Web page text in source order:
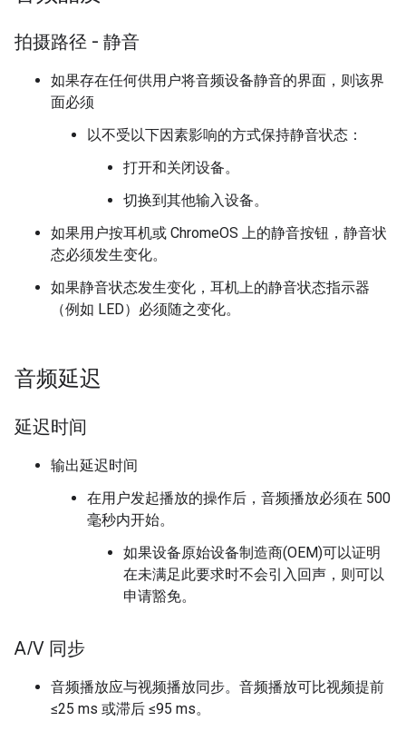
拍摄路径 - 静音
如果存在任何供用户将音频设备静音的界面，则该界
面必须
以不受以下因素影响的方式保持静音状态：
打开和关闭设备。
切换到其他输入设备。
如果用户按耳机或 ChromeOS 上的静音按钮，静音状
态必须发生变化。
如果静音状态发生变化，耳机上的静音状态指示器
（例如 LED）必须随之变化。
音频延迟
延迟时间
输出延迟时间
在用户发起播放的操作后，音频播放必须在 500
毫秒内开始。
如果设备原始设备制造商(OEM)可以证明
在未满足此要求时不会引入回声，则可以
申请豁免。
A/V 同步
音频播放应与视频播放同步。音频播放可比视频提前
≤25 ms 或滞后 ≤95 ms。